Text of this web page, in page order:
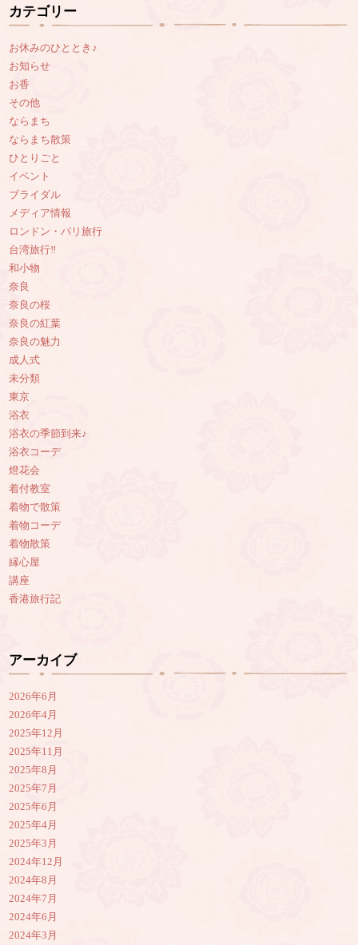
カテゴリー
お休みのひととき♪
お知らせ
お香
その他
ならまち
ならまち散策
ひとりごと
イベント
ブライダル
メディア情報
ロンドン・パリ旅行
台湾旅行‼︎
和小物
奈良
奈良の桜
奈良の紅葉
奈良の魅力
成人式
未分類
東京
浴衣
浴衣の季節到来♪
浴衣コーデ
燈花会
着付教室
着物で散策
着物コーデ
着物散策
縁心屋
講座
香港旅行記
アーカイブ
2026年6月
2026年4月
2025年12月
2025年11月
2025年8月
2025年7月
2025年6月
2025年4月
2025年3月
2024年12月
2024年8月
2024年7月
2024年6月
2024年3月